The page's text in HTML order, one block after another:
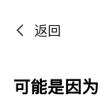
返回
可能是因